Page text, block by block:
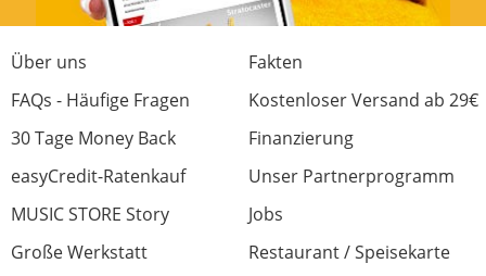
Klangqualität
Wertanmutung
War diese Rezension hilfreich?
Über uns
Fakten
FAQs - Häufige Fragen
Kostenloser Versand ab 29€
30 Tage Money Back
Finanzierung
easyCredit-Ratenkauf
Unser Partnerprogramm
MUSIC STORE Story
Jobs
Große Werkstatt
Restaurant / Speisekarte